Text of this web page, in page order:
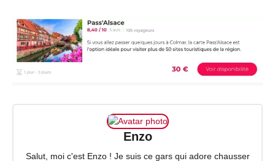
Enzo
Salut, moi c'est Enzo ! Je suis ce gars qui adore chausser